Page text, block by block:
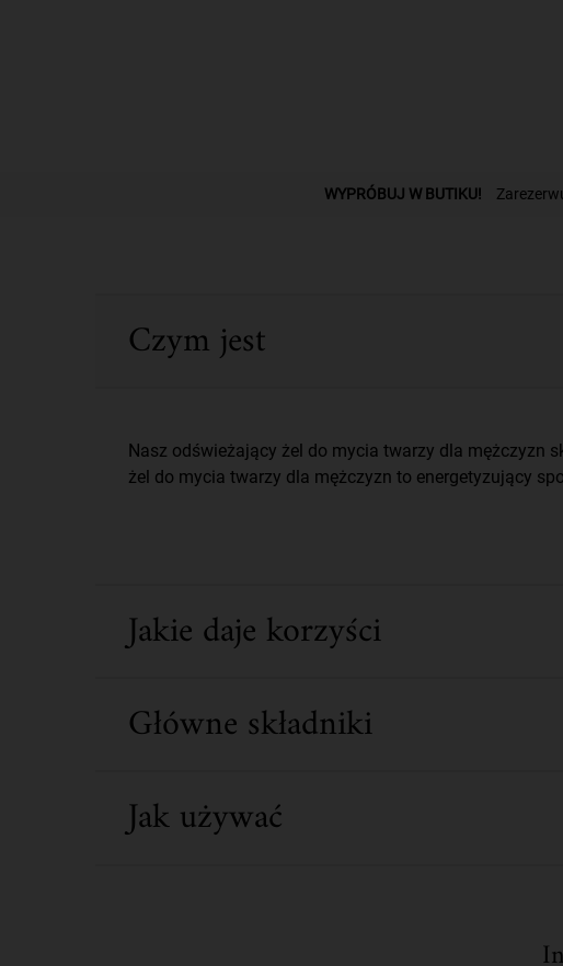
WYPRÓBUJ W BUTIKU!
Czym jest
Nasz odświeżający żel do mycia twarzy dla mężczyzn
żel do mycia twarzy dla mężczyzn to energetyzujący
Jakie daje korzyści
Główne składniki
Jak używać